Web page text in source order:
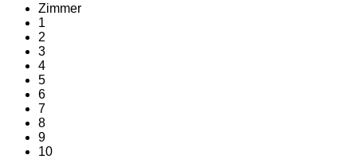
Zimmer
1
2
3
4
5
6
7
8
9
10